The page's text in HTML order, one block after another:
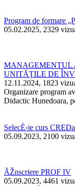
Program de formare
05.02.2025, 2329
MANAGEMENTUL
UNITĂȚILE DE
12.11.2024, 1823
Organizare program
Didactic Hunedoara,
SelecÈ›ie curs
05.09.2023, 2100
ÃŽnscriere PROF IV
05.09.2023, 4461